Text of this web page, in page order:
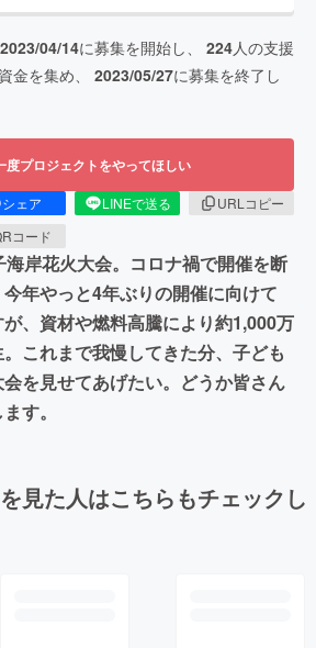
2023/04/14に募集を開始し、 224人の支援
金を集め、 2023/05/27に募集を終了し
度プロジェクトをやってほしい
シェア LINEで送る
URLコピー
コード
岸花火大会。コロナ禍で開催を断
年やっと4年ぶりの開催に向けて
、資材や燃料高騰により約1,000万
これまで我慢してきた分、子ども
を見せてあげたい。どうか皆さん
す。
見た人はこちらもチェックし